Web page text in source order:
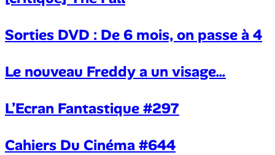
Sorties DVD : De 6 mois, on passe à 4
Le nouveau Freddy a un visage…
L’Ecran Fantastique #297
Cahiers Du Cinéma #644